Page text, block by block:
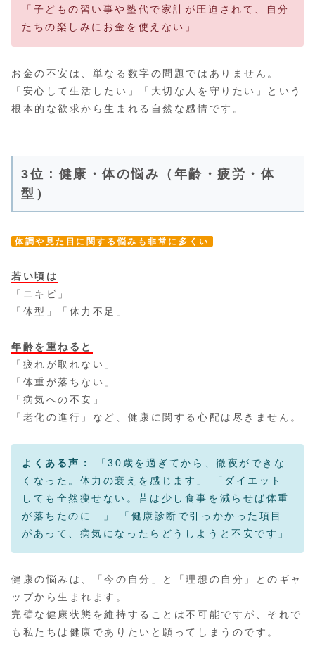
「子どもの習い事や塾代で家計が圧迫されて、自分
たちの楽しみにお金を使えない」
お金の不安は、単なる数字の問題ではありません。
「安心して生活したい」「大切な人を守りたい」という
根本的な欲求から生まれる自然な感情です。
3位：健康・体の悩み（年齢・疲労・体
型）
体調や見た目に関する悩みも非常に多くい
若い頃は
「ニキビ」
「体型」「体力不足」
年齢を重ねると
「疲れが取れない」
「体重が落ちない」
「病気への不安」
「老化の進行」など、健康に関する心配は尽きません。
よくある声：
「30歳を過ぎてから、徹夜ができな
くなった。体力の衰えを感じます」 「ダイエット
しても全然痩せない。昔は少し食事を減らせば体重
が落ちたのに…」 「健康診断で引っかかった項目
があって、病気になったらどうしようと不安です」
健康の悩みは、「今の自分」と「理想の自分」とのギャ
ップから生まれます。
完璧な健康状態を維持することは不可能ですが、それで
も私たちは健康でありたいと願ってしまうのです。